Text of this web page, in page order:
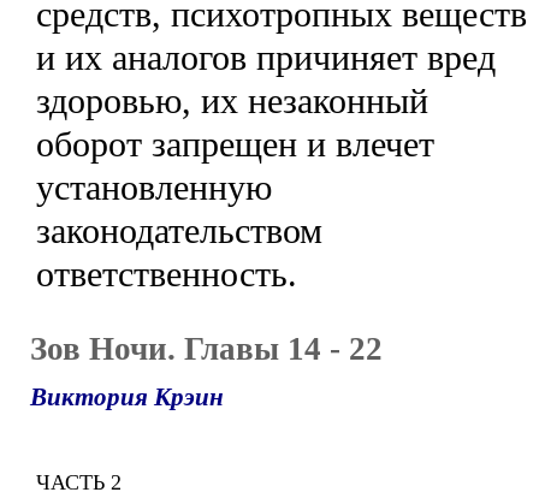
средств, психотропных веществ
и их аналогов причиняет вред
здоровью, их незаконный
оборот запрещен и влечет
установленную
законодательством
ответственность.
Зов Ночи. Главы 14 - 22
Виктория Крэин
ЧАСТЬ 2